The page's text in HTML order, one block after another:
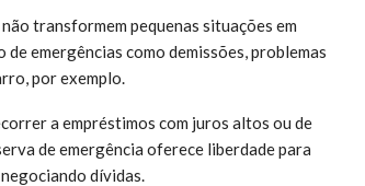
transformem pequenas situações em
emergências como demissões, problemas
por exemplo.
a empréstimos com juros altos ou de
de emergência oferece liberdade para
dívidas.